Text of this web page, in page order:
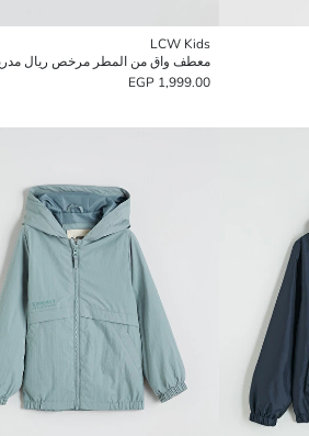
LCW Kids
معطف واق من المطر مرخص ريال مدريد
1,999.00 EGP